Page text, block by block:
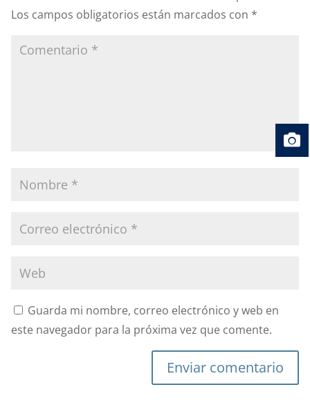
Los campos obligatorios están marcados con *
Guarda mi nombre, correo electrónico y web en
este navegador para la próxima vez que comente.
Enviar comentario